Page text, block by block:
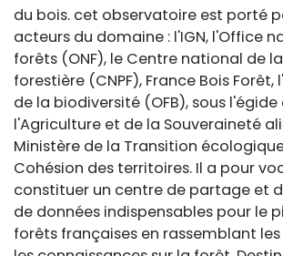
du bois. cet observatoire est porté
acteurs du domaine : l'IGN, l'Office
forêts (ONF), le Centre national de
forestière (CNPF), France Bois
de la biodiversité (OFB), sous
l'Agriculture et de la Souveraineté
Ministère de la Transition
Cohésion des territoires. Il a pour
constituer un centre de partage et
de données indispensables pour le
forêts françaises en rassemblant